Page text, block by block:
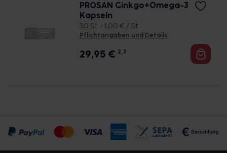
PROSAN Ginkgo+Omega-3
Kapseln
30 St. • 1,00 € / St.
Pflichtangaben und Details
29,95 € 2, 3